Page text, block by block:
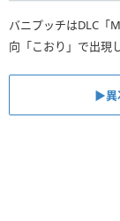
バニプッチはDLC「
向「こおり」で出現
▶︎異